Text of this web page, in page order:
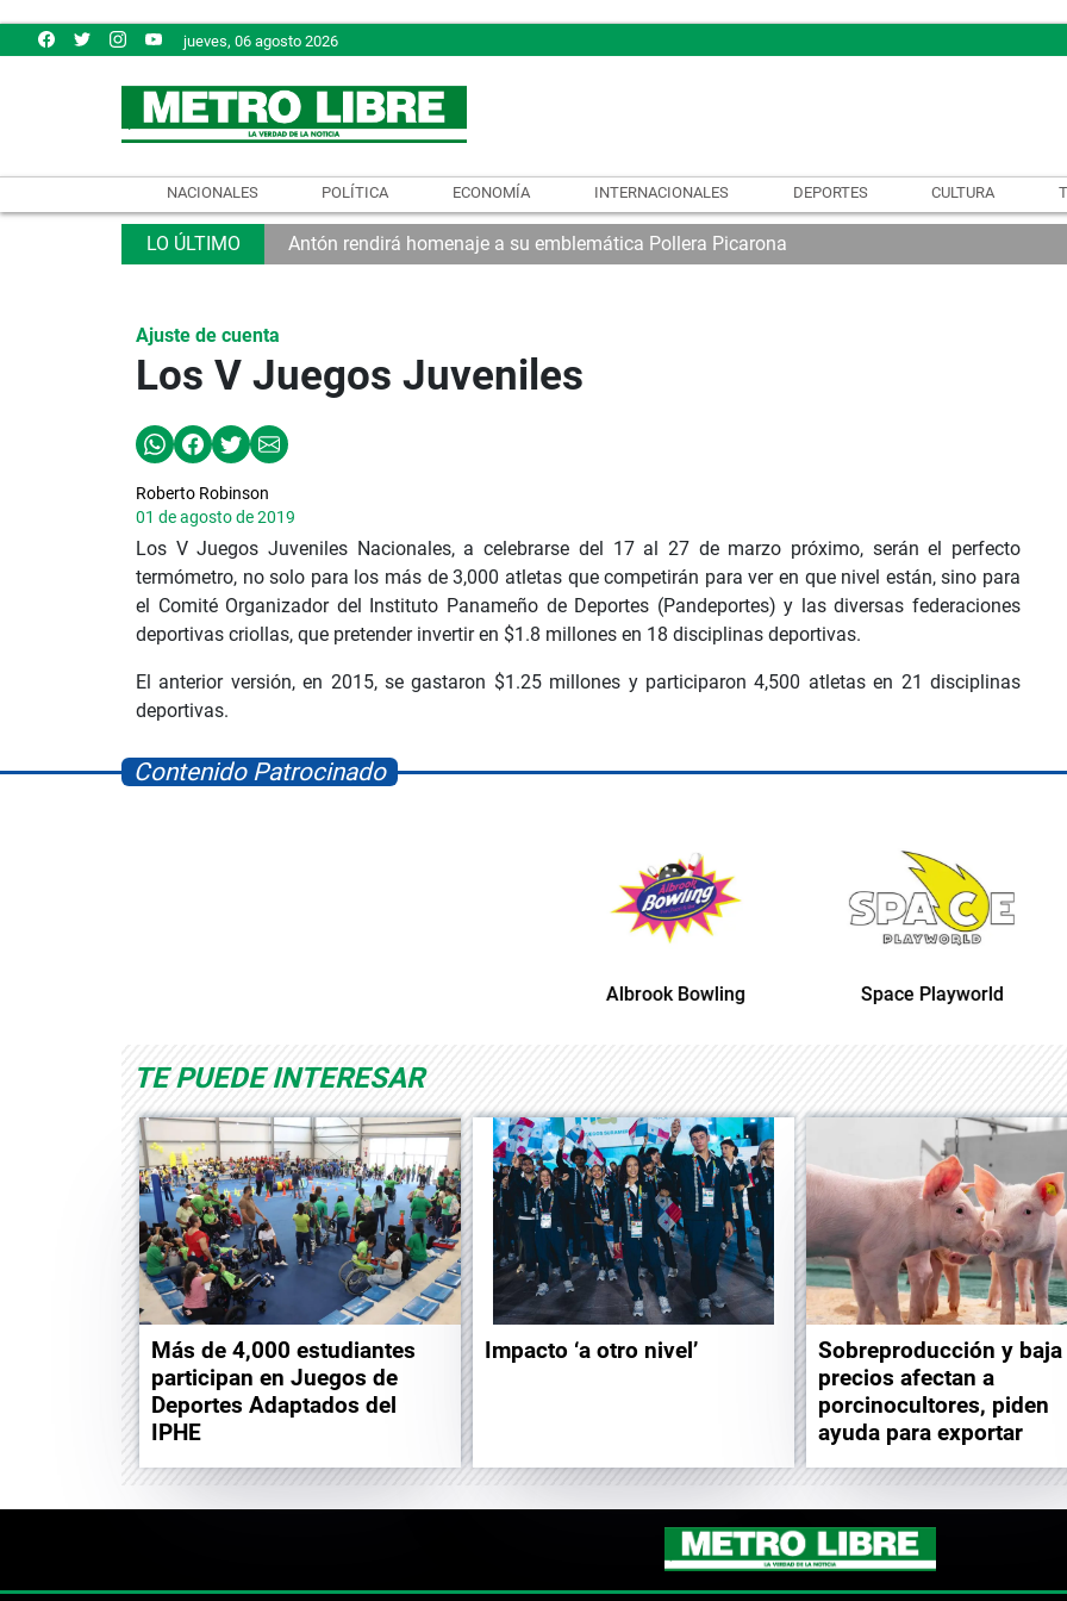
jueves, 06 agosto 2026
NACIONALES POLÍTICA ECONOMÍA INTERNACIONALES DEPORTES CULTURA
Antón rendirá homenaje a su emblemática Pollera Picarona
Ajuste de cuenta
Los V Juegos Juveniles
Roberto Robinson
01 de agosto de 2019
Los V Juegos Juveniles Nacionales, a celebrarse del 17 al 27 de marzo próximo, serán el perfecto
termómetro, no solo para los más de 3,000 atletas que competirán para ver en que nivel están, sino para
el Comité Organizador del Instituto Panameño de Deportes (Pandeportes) y las diversas federaciones
deportivas criollas, que pretender invertir en $1.8 millones en 18 disciplinas deportivas.
El anterior versión, en 2015, se gastaron $1.25 millones y participaron 4,500 atletas en 21 disciplinas
deportivas.
Contenido Patrocinado
Albrook Bowling Space Playworld
TE PUEDE INTERESAR
Más de 4,000 estudiantes
participan en Juegos de
Deportes Adaptados del
IPHE
Impacto ‘a otro nivel’
Sobreproducción y baja
precios afectan a
porcinocultores, piden
ayuda para exportar